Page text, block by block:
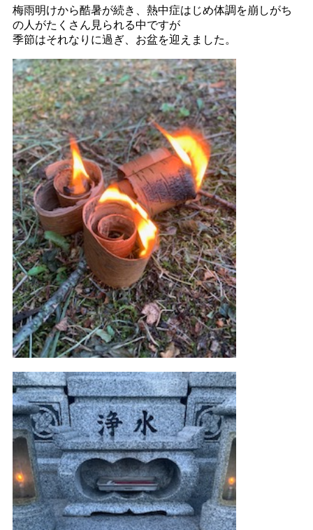
梅雨明けから酷暑が続き、熱中症はじめ体調を崩しがち
の人がたくさん見られる中ですが
季節はそれなりに過ぎ、お盆を迎えました。